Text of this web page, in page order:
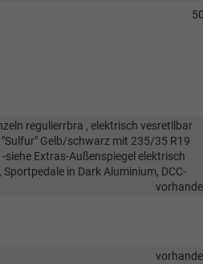
50 l
regulierrbra , elektrisch vesretllbar
Gelb/schwarz mit 235/35 R19
Extras-Außenspiegel elektrisch
in Dark Aluminium, DCC-